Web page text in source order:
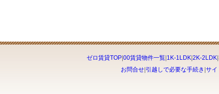
ゼロ賃貸TOP| 00賃貸物件一覧| 1K-1LDK| 2K-2LDK|
お問合せ 引越しで必要な手続き サイ